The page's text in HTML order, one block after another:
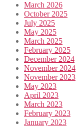
March 2026
October 2025
July 2025
May 2025
March 2025
February 2025
December 2024
November 2024
November 2023
May 2023
April 2023
March 2023
February 2023
January 2023